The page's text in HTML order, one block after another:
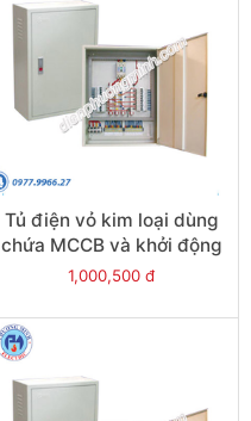
Tủ điện vỏ kim loại dùng
chứa MCCB và khởi động
từ - Model CKE6+2
1,000,500 đ